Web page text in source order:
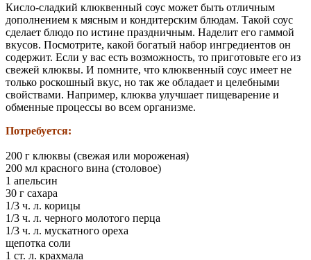
Кисло-сладкий клюквенный соус может быть отличным
дополнением к мясным и кондитерским блюдам. Такой соус
сделает блюдо по истине праздничным. Наделит его гаммой
вкусов. Посмотрите, какой богатый набор ингредиентов он
содержит. Если у вас есть возможность, то приготовьте его из
свежей клюквы. И помните, что клюквенный соус имеет не
только роскошный вкус, но так же обладает и целебными
свойствами. Например, клюква улучшает пищеварение и
обменные процессы во всем организме.
Потребуется:
200 г клюквы (свежая или мороженая)
200 мл красного вина (столовое)
1 апельсин
30 г сахара
1/3 ч. л. корицы
1/3 ч. л. черного молотого перца
1/3 ч. л. мускатного ореха
щепотка соли
1 ст. л. крахмала